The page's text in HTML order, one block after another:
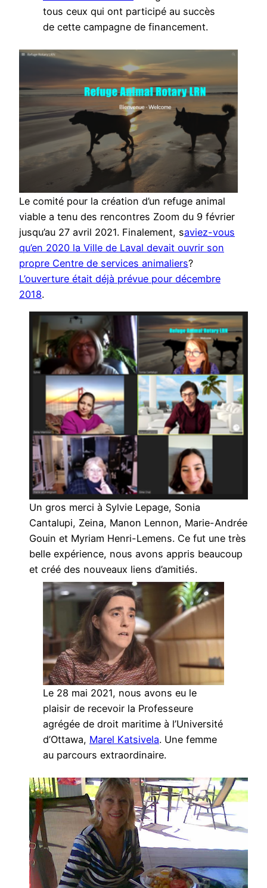
tous ceux qui ont participé au succès
de cette campagne de financement.
Le comité pour la création d’un refuge animal
viable a tenu des rencontres Zoom du 9 février
jusqu’au 27 avril 2021. Finalement, saviez-vous
qu’en 2020 la Ville de Laval devait ouvrir son
propre Centre de services animaliers?
L’ouverture était déjà prévue pour décembre
2018.
Un gros merci à Sylvie Lepage, Sonia
Cantalupi, Zeina, Manon Lennon, Marie-Andrée
Gouin et Myriam Henri-Lemens. Ce fut une très
belle expérience, nous avons appris beaucoup
et créé des nouveaux liens d’amitiés.
Le 28 mai 2021, nous avons eu le
plaisir de recevoir la Professeure
agrégée de droit maritime à l’Université
d’Ottawa, Marel Katsivela. Une femme
au parcours extraordinaire.